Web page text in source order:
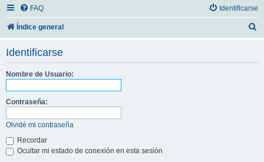
FAQ Identificarse
Índice general
Identificarse
Nombre de Usuario:
Contraseña:
Olvidé mi contraseña
Recordar
Ocultar mi estado de conexión en esta sesión